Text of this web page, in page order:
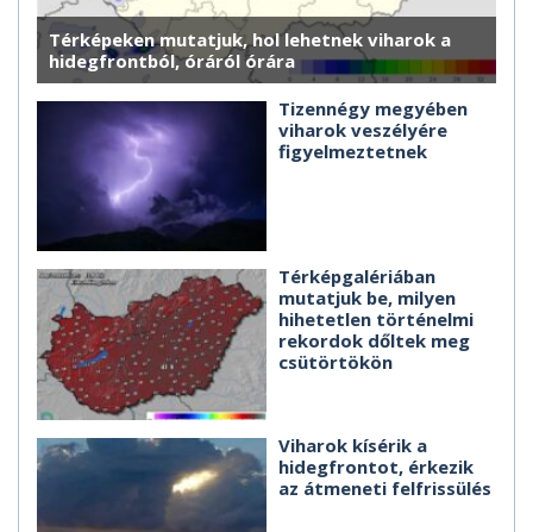
Térképeken mutatjuk, hol lehetnek viharok a
hidegfrontból, óráról órára
Tizennégy megyében
viharok veszélyére
figyelmeztetnek
Térképgalériában
mutatjuk be, milyen
hihetetlen történelmi
rekordok dőltek meg
csütörtökön
Viharok kísérik a
hidegfrontot, érkezik
az átmeneti felfrissülés